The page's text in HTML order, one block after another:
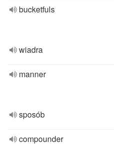
bucketfuls
wiadra
manner
sposób
compounder